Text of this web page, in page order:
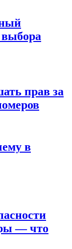
прав за
в
— что